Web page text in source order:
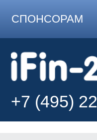
СПОНСОРАМ
+7 (495)